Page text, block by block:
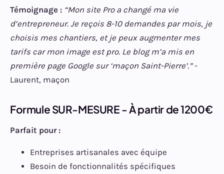
Témoignage : “Mon site Pro a changé ma vie
d’entrepreneur. Je reçois 8-10 demandes par mois, je
choisis mes chantiers, et je peux augmenter mes
tarifs car mon image est pro. Le blog m’a mis en
première page Google sur ‘maçon Saint-Pierre’.”-
Laurent, maçon
Formule SUR-MESURE - À partir de 1200€
Parfait pour :
Entreprises artisanales avec équipe
Besoin de fonctionnalités spécifiques